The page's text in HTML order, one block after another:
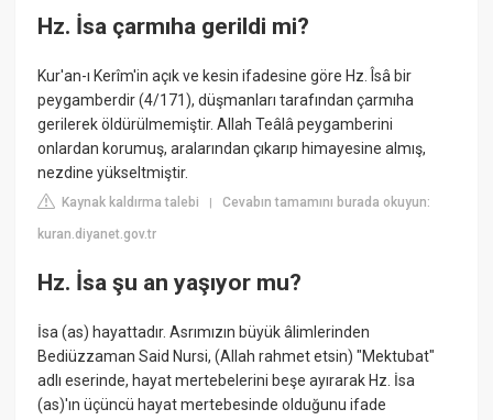
Hz. İsa çarmıha gerildi mi?
Kur'an-ı Kerîm'in açık ve kesin ifadesine göre Hz. Îsâ bir
peygamberdir (4/171), düşmanları tarafından çarmıha
gerilerek öldürülmemiştir. Allah Teâlâ peygamberini
onlardan korumuş, aralarından çıkarıp himayesine almış,
nezdine yükseltmiştir.
Kaynak kaldırma talebi |Cevabın tamamını burada okuyun:
kuran.diyanet.gov.tr
Hz. İsa şu an yaşıyor mu?
İsa (as) hayattadır. Asrımızın büyük âlimlerinden
Bediüzzaman Said Nursi, (Allah rahmet etsin) "Mektubat"
adlı eserinde, hayat mertebelerini beşe ayırarak Hz. İsa
(as)'ın üçüncü hayat mertebesinde olduğunu ifade